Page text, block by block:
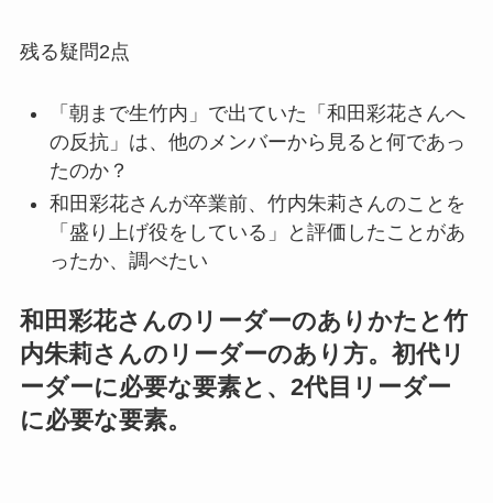
残る疑問2点
「朝まで生竹内」で出ていた「和田彩花さんへ
の反抗」は、他のメンバーから見ると何であっ
たのか？
和田彩花さんが卒業前、竹内朱莉さんのことを
「盛り上げ役をしている」と評価したことがあ
ったか、調べたい
和田彩花さんのリーダーのありかたと竹
内朱莉さんのリーダーのあり方。初代リ
ーダーに必要な要素と、2代目リーダー
に必要な要素。